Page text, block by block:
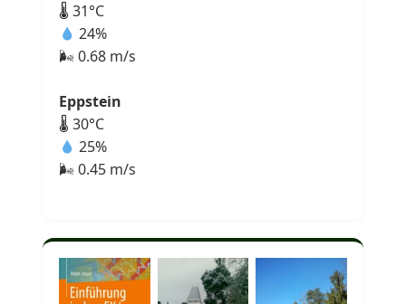
🌡 31°C
24%
🌬 0.68 m/s
Eppstein
🌡 30°C
25%
🌬 0.45 m/s